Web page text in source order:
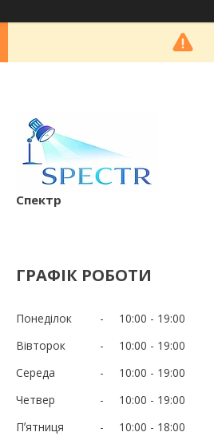
Спектр
ГРАФІК РОБОТИ
Понеділок 10:00
19:00
Вівторок
10:00
19:00
Середа
10:00
19:00
Четвер
10:00
19:00
Пʼятниця
10:00
18:00